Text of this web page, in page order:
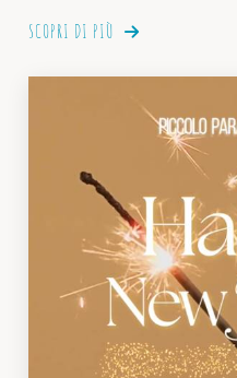
SCOPRI DI PIÙ